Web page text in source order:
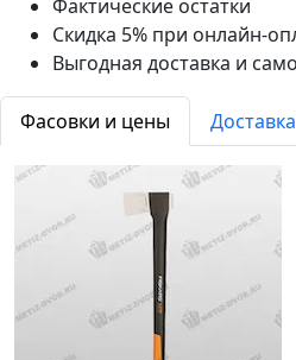
Фактические остатки
Скидка 5% при онлайн-
Выгодная доставка и
Фасовки и цены